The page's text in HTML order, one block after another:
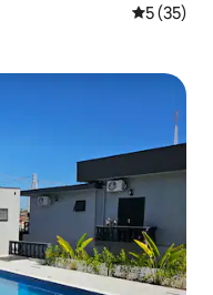
Średnia
5 (35)